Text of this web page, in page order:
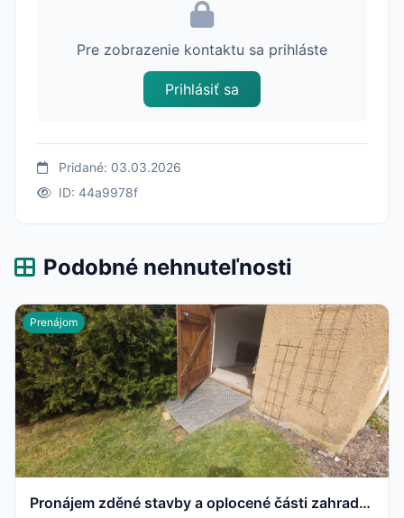
Pre zobrazenie kontaktu sa prihláste
Prihlásiť sa
Pridané: 03.03.2026
ID: 44a9978f
Podobné nehnuteľnosti
Prenájom
Pronájem zděné stavby a oplocené části zahrady – Příbramská ulice Rokycany